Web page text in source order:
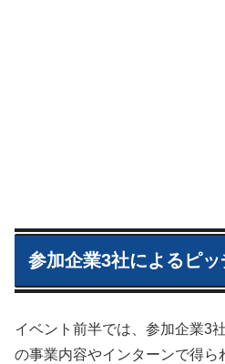
参加企業3社によるピ
イベント前半では、参加企業3
の事業内容やインターンで得ら